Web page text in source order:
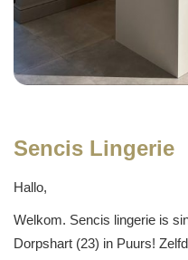
Sencis Lingerie
Hallo,
Welkom. Sencis lingerie is
Dorpshart (23) in Puurs!